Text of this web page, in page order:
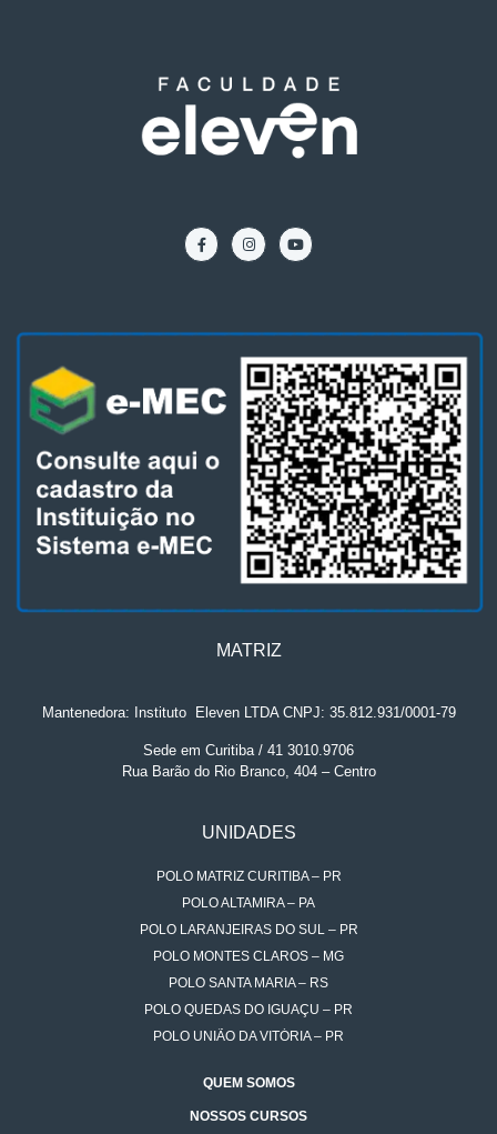
MATRIZ
Mantenedora: Instituto. Eleven LTDA CNPJ: 35.812.931/0001-79
Sede em Curitiba / 41 3010.9706
Rua Barão do Rio Branco, 404 – Centro
UNIDADES
POLO MATRIZ CURITIBA – PR
POLO ALTAMIRA – PA
POLO LARANJEIRAS DO SUL – PR
POLO MONTES CLAROS – MG
POLO SANTA MARIA – RS
POLO QUEDAS DO IGUAÇU – PR
POLO UNIÃO DA VITÓRIA – PR
QUEM SOMOS
NOSSOS CURSOS